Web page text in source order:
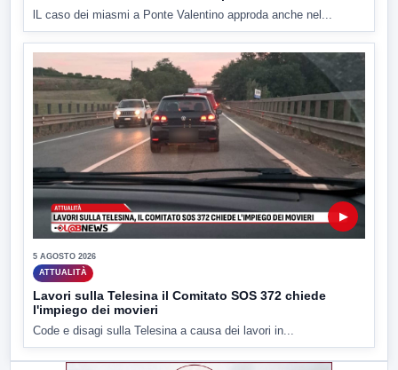
lL caso dei miasmi a Ponte Valentino approda anche nel...
▶
5 AGOSTO 2026
ATTUALITÀ
Lavori sulla Telesina il Comitato SOS 372 chiede
l'impiego dei movieri
Code e disagi sulla Telesina a causa dei lavori in...